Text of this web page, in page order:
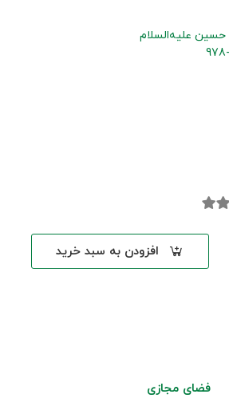
حسین علیه‌السلام
افزودن به سبد خرید
فضای مجازی